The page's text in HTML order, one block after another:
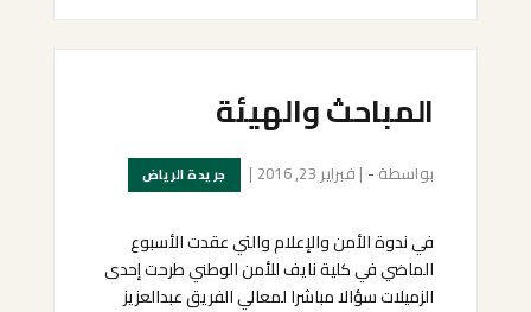
المباحث والهيئة
بواسطة -
| فبراير 23, 2016 | جريدة الرياض
في ندوة الأمن والإعلام والتي عقدت الأسبوع
الماضي في كلية نايف للأمن الوطني طرحت إحدى
الزميلات سؤالا مباشرا لمعالي الفريق عبدالعزيز